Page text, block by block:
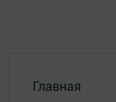
Главная